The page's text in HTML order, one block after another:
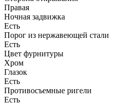
Правая
Ночная задвижка
Есть
Порог из нержавеющей стали
Есть
Цвет фурнитуры
Хром
Глазок
Есть
Противосъемные ригели
Есть